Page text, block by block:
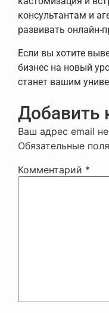
консультантам и
развивать онлайн-
Если вы хотите
бизнес на новый
станет вашим
Добавить
Ваш адрес email
Обязательные
Комментарий *